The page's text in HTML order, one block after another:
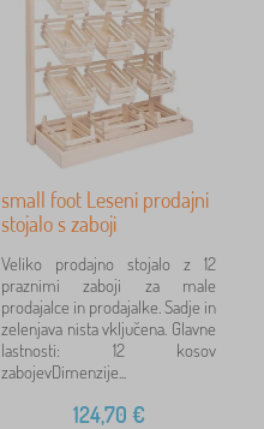
small foot Leseni prodajni
stojalo s zaboji
Veliko prodajno stojalo z 12
praznimi zaboji za male
prodajalce in prodajalke. Sadje in
zelenjava nista vključena. Glavne
lastnosti: 12 kosov
zabojevDimenzije...
124,70 €